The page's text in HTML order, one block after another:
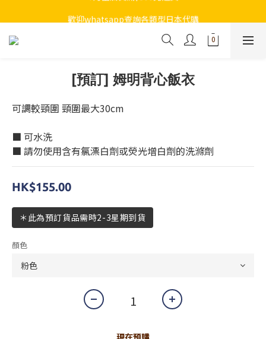
歡迎whatsapp查詢各類型日本代購
7月全店買滿$800免運費
[預訂] 姆明背心飯衣
可調較頸圍 頸圍最大30cm
■ 可水洗
■ 請勿使用含有氯漂白劑或熒光增白劑的洗滌劑
HK$155.00
＊此為預訂貨品需時2-3星期到貨
顏色
現在預購